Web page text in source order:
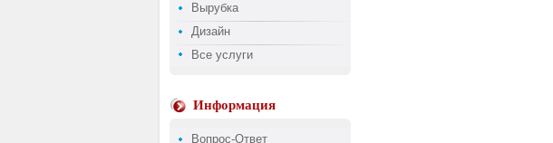
Вырубка
Дизайн
Все услуги
Информация
Вопрос-Ответ